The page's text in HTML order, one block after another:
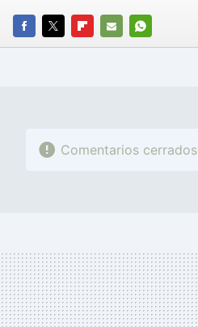
FACEBOOK
TWITTERFLIPBOARD
E-
WHATSAPP
Comentarios cerrados